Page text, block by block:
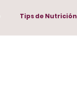
Tips de Nutrición